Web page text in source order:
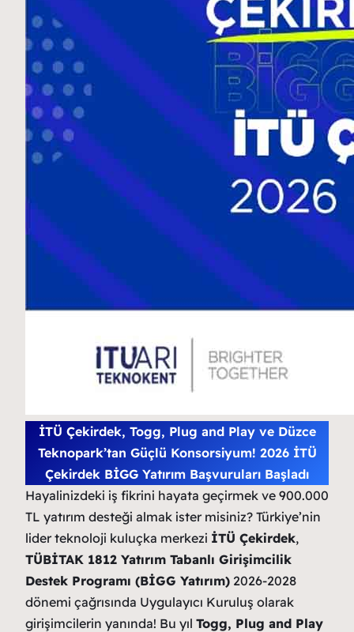
İTÜ Çekirdek, Togg, Plug and Play ve Düzce
Teknopark’tan Güçlü Konsorsiyum! 2026 İTÜ
Çekirdek BİGG Yatırım Başvuruları Başladı
Hayalinizdeki iş fikrini hayata geçirmek ve 900.000
TL yatırım desteği almak ister misiniz? Türkiye’nin
lider teknoloji kuluçka merkezi İTÜ Çekirdek,
TÜBİTAK 1812 Yatırım Tabanlı Girişimcilik
Destek Programı (BİGG Yatırım) 2026-2028
dönemi çağrısında Uygulayıcı Kuruluş olarak
girişimcilerin yanında! Bu yıl Togg, Plug and Play